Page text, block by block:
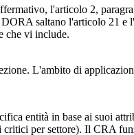
l'articolo 2,
saltano l'articolo 21
che vi include.
L'ambito di
entità in base ai suoi
per settore). Il CRA